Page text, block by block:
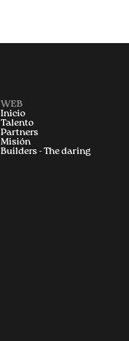
WEB
Inicio
Talento
Partners
Misión
Builders - The daring